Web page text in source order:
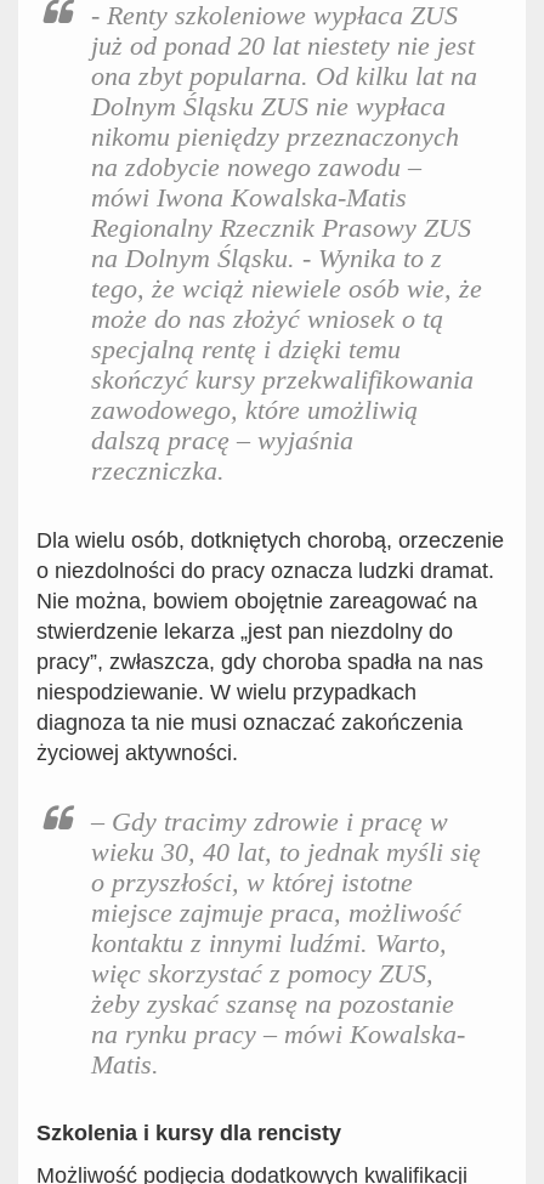
- Renty szkoleniowe wypłaca ZUS
już od ponad 20 lat niestety nie jest
ona zbyt popularna. Od kilku latna
Dolnym Śląsku ZUS nie wypłaca
nikomu pieniędzy przeznaczonych
na zdobycie nowego zawodu –
mówi Iwona Kowalska-Matis
Regionalny Rzecznik Prasowy ZUS
na Dolnym Śląsku. - Wynika to z
tego, że wciąż niewiele osób wie, że
może do nas złożyć wniosek o tą
specjalną rentę i dzięki temu
skończyć kursy przekwalifikowania
zawodowego, które umożliwią
dalszą pracę – wyjaśnia
rzeczniczka.
Dla wielu osób, dotkniętych chorobą, orzeczenie
o niezdolności do pracy oznacza ludzki dramat.
Nie można, bowiem obojętnie zareagować na
stwierdzenie lekarza „jest pan niezdolny do
pracy”, zwłaszcza, gdy choroba spadła na nas
niespodziewanie. W wielu przypadkach
diagnoza ta nie musi oznaczać zakończenia
życiowej aktywności.
– Gdy tracimy zdrowie i pracę w
wieku 30, 40 lat, to jednak myśli się
o przyszłości, w której istotne
miejsce zajmuje praca, możliwość
kontaktu z innymi ludźmi. Warto,
więc skorzystać z pomocy ZUS,
żeby zyskać szansę na pozostanie
na rynku pracy – mówi Kowalska-
Matis.
Szkolenia i kursy dla rencisty
Możliwość podjęcia dodatkowych kwalifikacji